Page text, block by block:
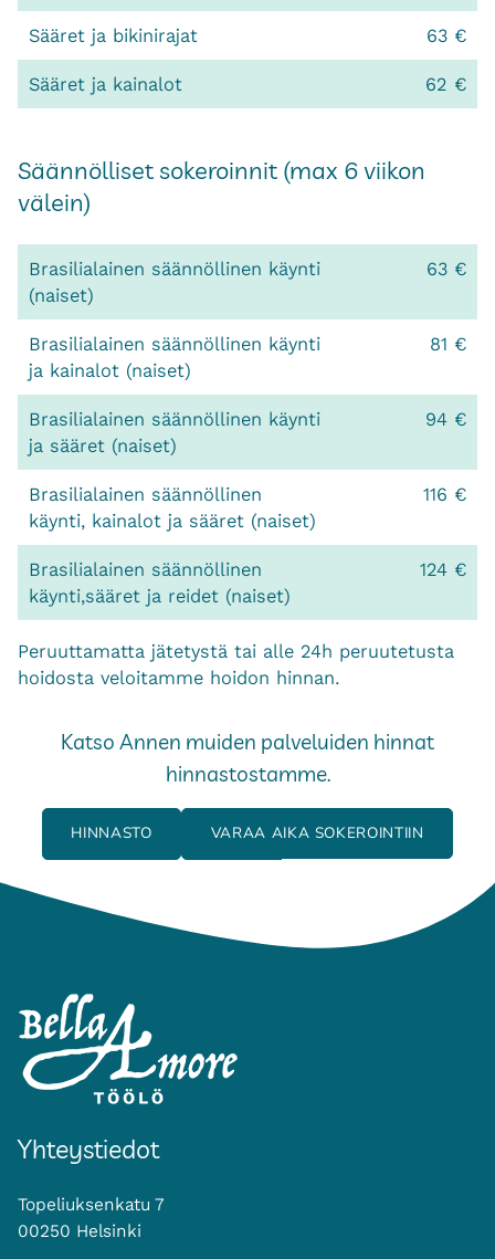
Sääret ja bikinirajat 63 €
Sääret ja kainalot 62 €
Säännölliset sokeroinnit (max 6 viikon
välein)
Brasilialainen säännöllinen käynti
(naiset)
63 €
Brasilialainen säännöllinen käynti
ja kainalot (naiset)
81 €
Brasilialainen säännöllinen käynti
ja sääret (naiset)
94 €
Brasilialainen säännöllinen
käynti, kainalot ja sääret (naiset)
116 €
Brasilialainen säännöllinen
käynti,sääret ja reidet (naiset)
124 €
Peruuttamatta jätetystä tai alle 24h peruutetusta
hoidosta veloitamme hoidon hinnan.
Katso Annen muiden palveluiden hinnat
hinnastostamme.
HINNASTO VARAA AIKA SOKEROINTIIN
Yhteystiedot
Topeliuksenkatu 7
00250 Helsinki